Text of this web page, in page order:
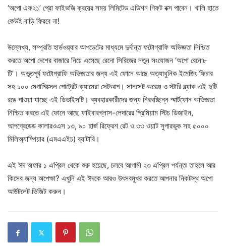
‘অপো এফ২১’ প্রো ফাইভজি ক্রয়ের সময় লিমিটেড এডিশন গিফট বক্স পাবেন। খালি হাতে
কেউই বাড়ি ফিরবে না!
উল্লেখ্য, সম্প্রতি হার্ডওয়্যার আপডেটের মাধ্যমে দুর্দান্ত ফটোগ্রাফি অভিজ্ঞতা নিশ্চিত
করতে অপো দেশের বাজারে নিয়ে এসেছে রেনো সিরিজের নতুন সংযোজন ‘অপো রেনো৮
টি’। অভূতপূর্ব ফটোগ্রাফি অভিজ্ঞতার জন্য এই ফোনে আছে অত্যাধুনিক ইমেজিং ফিচার
সহ ১০০ মেগাপিক্সেল পোর্ট্রেট ক্যামেরা সেটআপ। সানসেট অরেঞ্জ ও স্টারি ব্ল্যাক এই দুটি
রঙে পাওয়া যাচ্ছে এই ডিভাইসটি। ব্যবহারকারীদের জন্য নিরবচ্ছিন্ন স্মার্টফোন অভিজ্ঞতা
নিশ্চিত করতে এই ফোনে আছে ফাইবারগ্লাস-লেদারের প্রিমিয়াম স্টিচ ডিজাইন,
আপগ্রেডেড কালারওএস ১৩, ৯০ হার্জ রিফ্রেশ রেট ও ৩৩ ওয়াট সুপারভুক সহ ৫০০০
মিলিঅ্যাম্পিয়ার (এমএএইচ) ব্যাটারি।
এই ঈদ অফার ১ এপ্রিল থেকে শুরু হয়েছে, চলবে আগামী ২৩ এপ্রিল পর্যন্ত৷ তাহলে আর
কিসের জন্য অপেক্ষা? এখুনি এই ঈদকে আরও উৎসবমুখর করতে আপনার নিকটস্থ অপো
আউটলেট ভিজিট করুন।